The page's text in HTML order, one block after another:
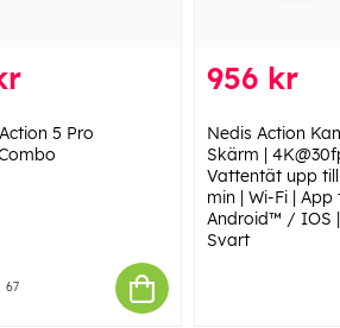
5 Pro
67
956 kr
Nedis Action
Skärm |
Vattentät upp
min | Wi-Fi |
Android™ / IOS |
Svart